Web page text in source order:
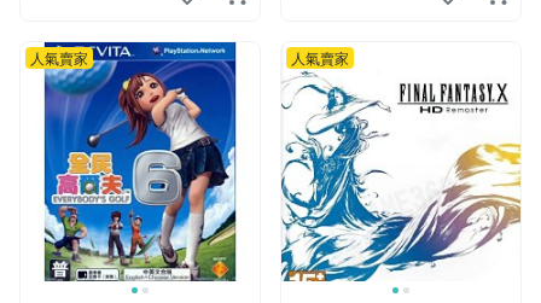
人氣賣家 人氣賣家